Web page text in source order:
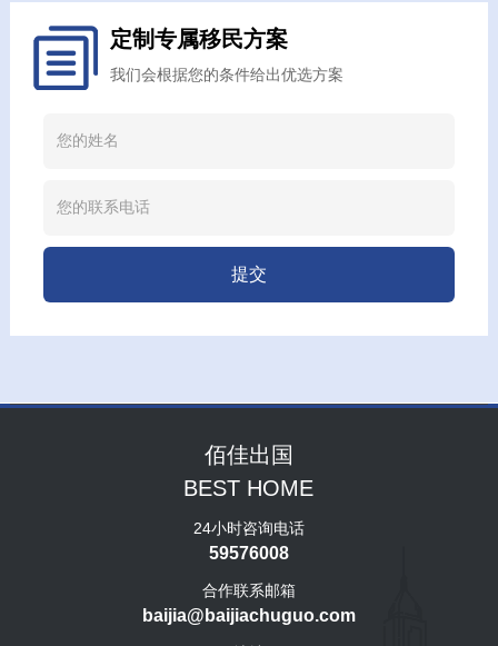
定制专属移民方案
我们会根据您的条件给出优选方案
提交
佰佳出国
BEST HOME
24小时咨询电话
59576008
合作联系邮箱
baijia@baijiachuguo.com